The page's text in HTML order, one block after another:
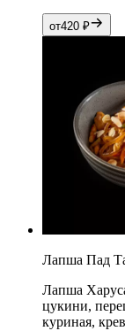
от420 ₽
Лапша Пад
Лапша
цукини,
куриная,